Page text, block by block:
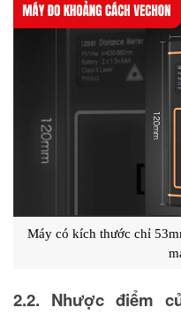
Máy có kích thước chỉ
2.2. Nhược điểm